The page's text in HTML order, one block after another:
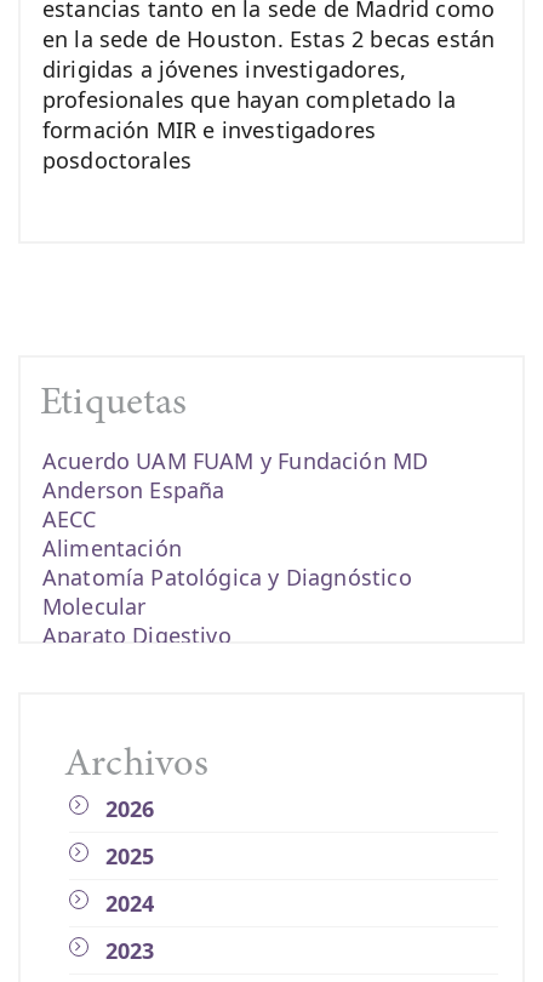
estancias tanto en la sede de Madrid como
en la sede de Houston. Estas 2 becas están
dirigidas a jóvenes investigadores,
profesionales que hayan completado la
formación MIR e investigadores
posdoctorales
Etiquetas
Acuerdo UAM FUAM y Fundación MD
Anderson España
AECC
Alimentación
Anatomía Patológica y Diagnóstico
Molecular
Aparato Digestivo
Cáncer de colon
cáncer de endometrio
Cáncer de esófago
Cáncer de estómago
Cáncer de mama
Cáncer de páncreas
cáncer de recto
Archivos
2026
2025
2024
2023